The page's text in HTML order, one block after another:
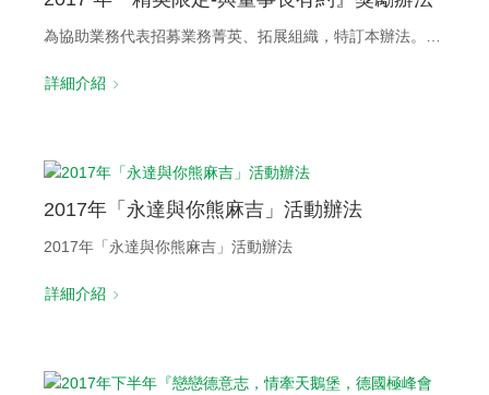
詳細介紹
2017年「永達與你熊麻吉」活動辦法
2017年「永達與你熊麻吉」活動辦法
詳細介紹